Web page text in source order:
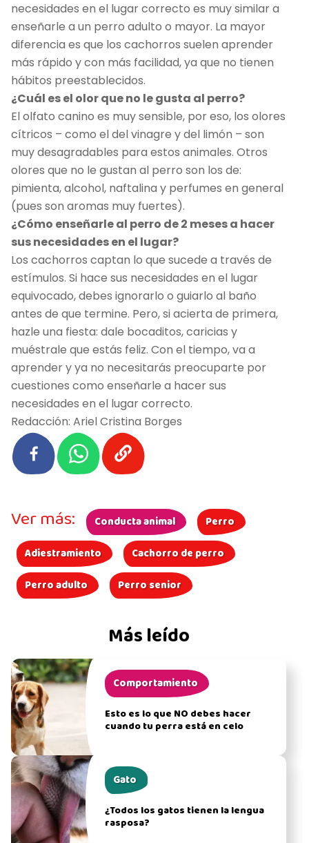
necesidades en el lugar correcto es muy similar a
enseñarle a un perro adulto o mayor. La mayor
diferencia es que los cachorros suelen aprender
más rápido y con más facilidad, ya que no tienen
hábitos preestablecidos.
¿Cuál es el olor que no le gusta al perro?
El olfato canino es muy sensible, por eso, los olores
cítricos – como el del vinagre y del limón – son
muy desagradables para estos animales. Otros
olores que no le gustan al perro son los de:
pimienta, alcohol, naftalina y perfumes en general
(pues son aromas muy fuertes).
¿Cómo enseñarle al perro de 2 meses a hacer
sus necesidades en el lugar?
Los cachorros captan lo que sucede a través de
estímulos. Si hace sus necesidades en el lugar
equivocado, debes ignorarlo o guiarlo al baño
antes de que termine. Pero, si acierta de primera,
hazle una fiesta: dale bocaditos, caricias y
muéstrale que estás feliz. Con el tiempo, va a
aprender y ya no necesitarás preocuparte por
cuestiones como enseñarle a hacer sus
necesidades en el lugar correcto.
Redacción: Ariel Cristina Borges
Más leído
Comportamiento
Esto es lo que NO debes hacer
cuando tu perra está en celo
Gato
¿Todos los gatos tienen la lengua
rasposa?
Ver más: Conducta animal
Perro
Adiestramiento
Cachorro de perro
Perro adulto
Perro senior